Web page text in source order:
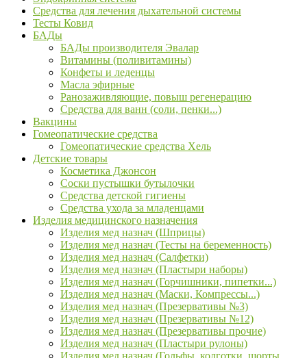
Средства для лечения дыхательной системы
Тесты Ковид
БАДы
БАДы производителя Эвалар
Витамины (поливитамины)
Конфеты и леденцы
Масла эфирные
Ранозаживляющие, повыш регенерацию
Средства для ванн (соли, пенки...)
Вакцины
Гомеопатические средства
Гомеопатические средства Хель
Детские товары
Косметика Джонсон
Соски пустышки бутылочки
Средства детской гигиены
Средства ухода за младенцами
Изделия медицинского назначения
Изделия мед назнач (Шприцы)
Изделия мед назнач (Тесты на беременность)
Изделия мед назнач (Салфетки)
Изделия мед назнач (Пластыри наборы)
Изделия мед назнач (Горчишники, пипетки...)
Изделия мед назнач (Маски, Компрессы...)
Изделия мед назнач (Презервативы №3)
Изделия мед назнач (Презервативы №12)
Изделия мед назнач (Презервативы прочие)
Изделия мед назнач (Пластыри рулоны)